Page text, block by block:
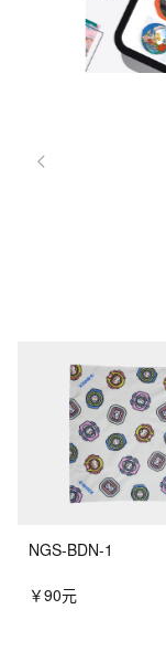
NGS-BDN-1
￥90元